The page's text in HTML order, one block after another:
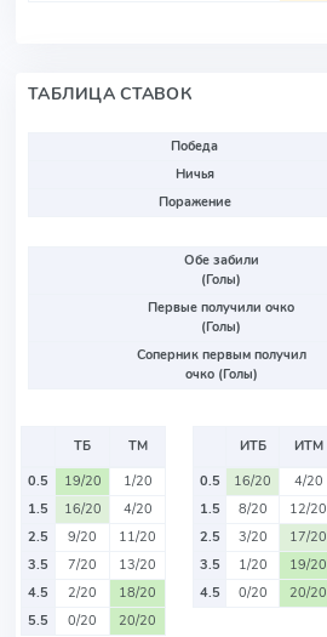
ТАБЛИЦА СТАВОК
Победа
Ничья
Поражение
Обе забили
(Голы)
Первые получили очко
(Голы)
Соперник первым получил
очко (Голы)
ТБ
ТМ
0.5
19/20
1/20
1.5
16/20
4/20
2.5
9/20
11/20
3.5
7/20
13/20
4.5
2/20
18/20
5.5
0/20 20/20
ИТБ
ИТМ
0.5
16/20
4/20
1.5
8/20
12/20
2.5
3/20
17/20
3.5
1/20
19/20
4.5
0/20 20/20